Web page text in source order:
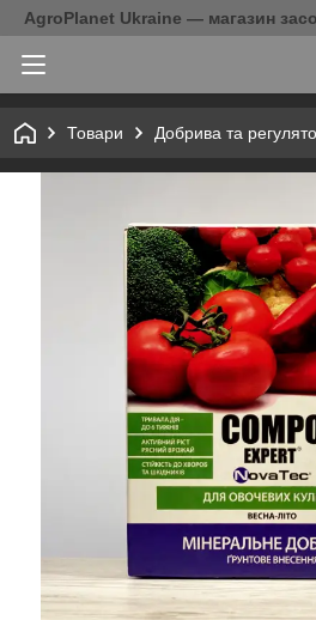
AgroPlanet Ukraine — магазин
Товари Добрива та